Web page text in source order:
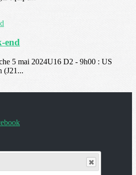
end
5 mai 2024U16 D2 - 9h00 : US
(J21...